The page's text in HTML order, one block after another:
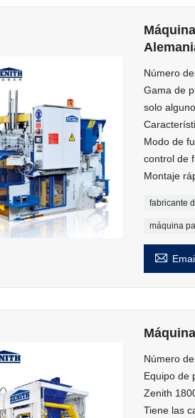
Número
Gama de
solo
Modo de
control de
Montaje
fabricante
máquina

Número
Equipo de
Zenith
Tiene las